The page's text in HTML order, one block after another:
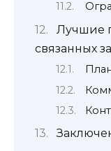
Лучшие
связанных